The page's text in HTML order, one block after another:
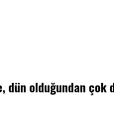
dün olduğundan çok